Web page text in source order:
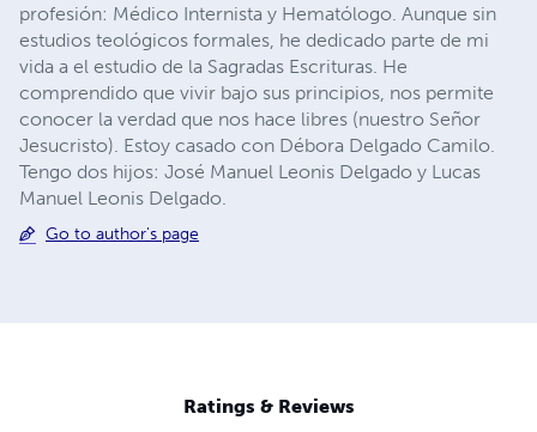
profesión: Médico Internista y Hematólogo. Aunque sin
estudios teológicos formales, he dedicado parte de mi
vida a el estudio de la Sagradas Escrituras. He
comprendido que vivir bajo sus principios, nos permite
conocer la verdad que nos hace libres (nuestro Señor
Jesucristo). Estoy casado con Débora Delgado Camilo.
Tengo dos hijos: José Manuel Leonis Delgado y Lucas
Manuel Leonis Delgado.
Go to author's page
Ratings & Reviews